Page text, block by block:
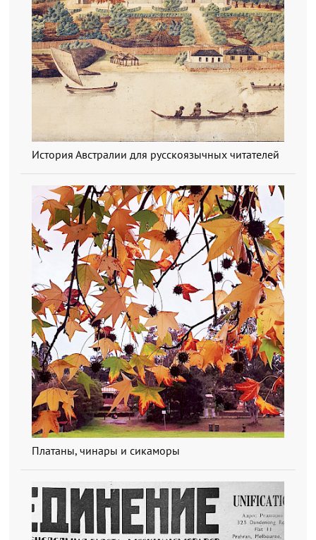
История Австралии для русскоязычных читателей
Платаны, чинары и сикаморы